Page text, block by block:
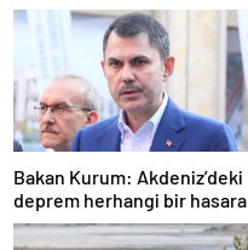
Bakan Kurum: Akdeniz’deki
deprem herhangi bir hasara
neden olmadı